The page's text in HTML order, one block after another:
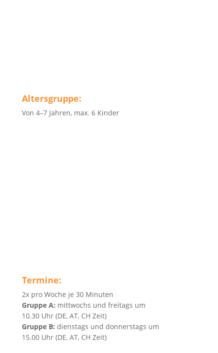
Altersgruppe:
Von 4–7 Jahren, max. 6 Kinder
Termine:
2x pro Woche je 30 Minuten
Gruppe A: mittwochs und freitags um
10.30 Uhr (DE, AT, CH Zeit)
Gruppe B: dienstags und donnerstags um
15.00 Uhr (DE, AT, CH Zeit)